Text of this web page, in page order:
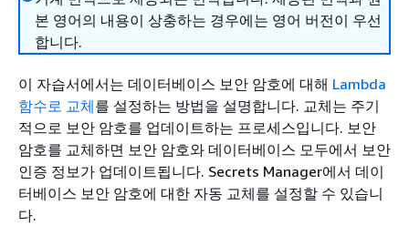
본 영어의 내용이 상충하는 경우에는 영어 버전이 우선
합니다.
이 자습서에서는 데이터베이스 보안 암호에 대해 Lambda
함수로 교체를 설정하는 방법을 설명합니다. 교체는 주기
적으로 보안 암호를 업데이트하는 프로세스입니다. 보안
암호를 교체하면 보안 암호와 데이터베이스 모두에서 보안
인증 정보가 업데이트됩니다. Secrets Manager에서 데이
터베이스 보안 암호에 대한 자동 교체를 설정할 수 있습니
다.